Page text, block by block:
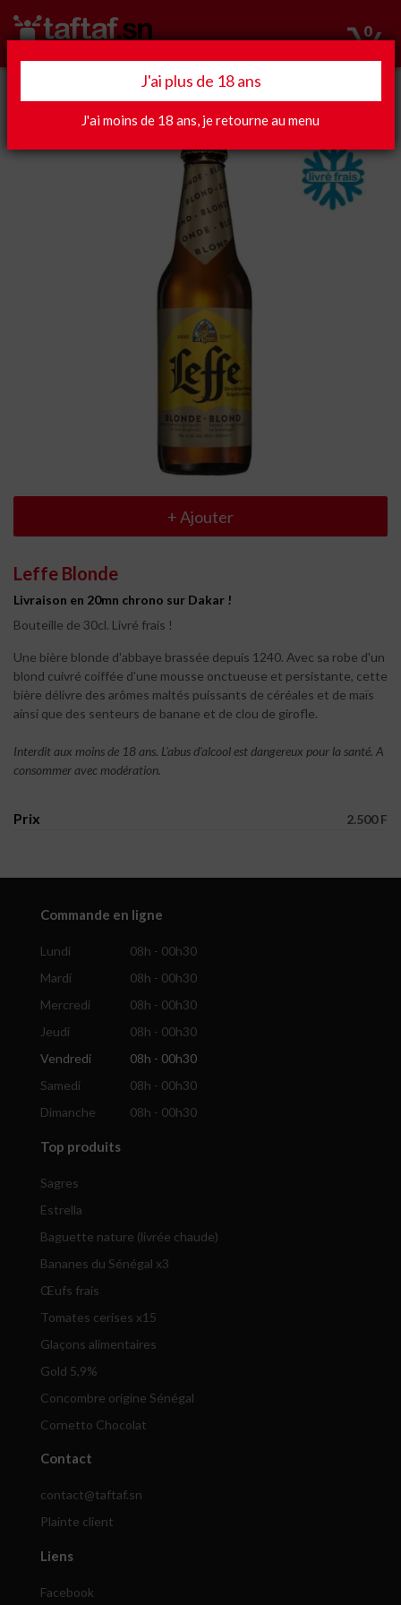
J'ai plus de 18 ans
J'ai moins de 18 ans, je retourne au menu
0
Apéro
+Ajouter
Leffe Blonde
Livraison en 20mn chrono sur Dakar !
Bouteille de 30cl. Livré frais !
Une bière blonde d'abbaye brassée depuis 1240. Avec sa robe d'un
blond cuivré coiffée d'une mousse onctueuse et persistante, cette
bière délivre des arômes maltés puissants de céréales et de maïs
ainsi que des senteurs de banane et de clou de girofle.
Interdit aux moins de 18 ans. L'abus d'alcool est dangereux pour la santé. A
consommer avec modération.
Prix 2.500 F
Commande en ligne
Lundi
08h - 00h30
Mardi
08h - 00h30
Mercredi
08h - 00h30
Jeudi
08h - 00h30
Vendredi
08h - 00h30
Samedi
08h - 00h30
Dimanche
08h - 00h30
Top produits
Sagres
Estrella
Baguette nature (livrée chaude)
Bananes du Sénégal x3
Œufs frais
Tomates cerises x15
Glaçons alimentaires
Gold 5,9%
Concombre origine Sénégal
Cornetto Chocolat
Contact
contact@taftaf.sn
Plainte client
Liens
Facebook